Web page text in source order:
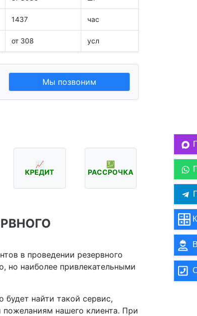
1437 час
от 308 усл
Мы позвоним
📈
КРЕДИТ
💹
РАССРОЧКА
в проведении резервного
но наиболее привлекательными
найти такой сервис,
нашего клиента. При